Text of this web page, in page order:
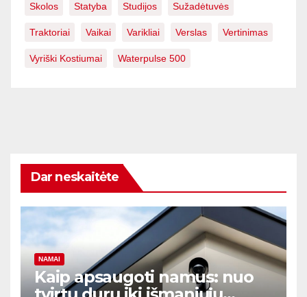
Skolos Statyba Studijos Sužadėtuvės
Traktoriai Vaikai Varikliai Verslas Vertinimas
Vyriški Kostiumai Waterpulse 500
Dar neskaitėte
NAMAI
Kaip apsaugoti namus: nuo